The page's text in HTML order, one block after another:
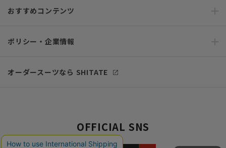
おすすめコンテンツ
ポリシー・企業情報
オーダースーツなら SHITATE
OFFICIAL SNS